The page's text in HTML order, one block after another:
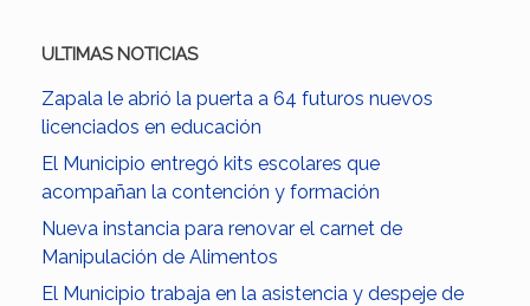
ULTIMAS NOTICIAS
Zapala le abrió la puerta a 64 futuros nuevos
licenciados en educación
El Municipio entregó kits escolares que
acompañan la contención y formación
Nueva instancia para renovar el carnet de
Manipulación de Alimentos
El Municipio trabaja en la asistencia y despeje de